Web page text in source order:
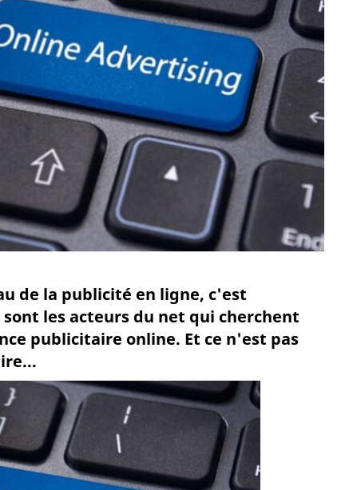
de la publicité en ligne, c'est
les acteurs du net qui cherchent
publicitaire online. Et ce n'est pas